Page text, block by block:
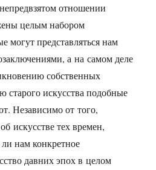
отношении
целым набором
могут представляться нам
а на самом деле
собственных
старого искусства подобные
Независимо от того,
искусстве тех времен,
нам конкретное
давних эпох в целом